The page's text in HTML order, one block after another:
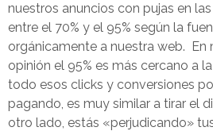
nuestros anuncios con pujas en las
entre el 70% y el 95% según la
orgánicamente a nuestra web. En
opinión el 95% es más cercano a
todo esos clicks y conversiones
pagando, es muy similar a tirar el
otro lado, estás «perjudicando»